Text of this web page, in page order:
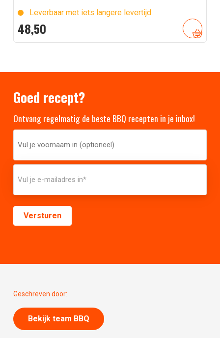
Leverbaar met iets langere levertijd
48,50
Goed recept?
Ontvang regelmatig de beste BBQ recepten in je inbox!
Geschreven door:
Bekijk team BBQ